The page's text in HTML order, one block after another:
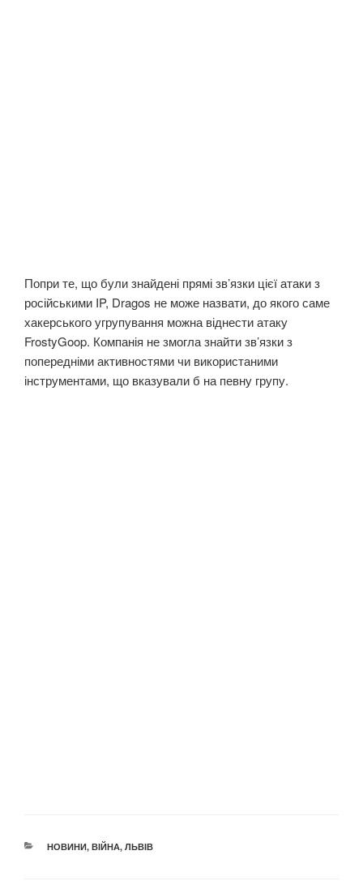
Попри те, що були знайдені прямі зв’язки цієї атаки з
російськими IP, Dragos не може назвати, до якого саме
хакерського угрупування можна віднести атаку
FrostyGoop. Компанія не змогла знайти зв’язки з
попередніми активностями чи використаними
інструментами, що вказували б на певну групу.
КАТЕГОРІЇ
НОВИНИ, ВІЙНА, ЛЬВІВ